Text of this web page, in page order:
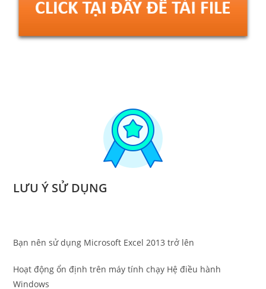
LƯU Ý SỬ DỤNG
Bạn nên sử dụng Microsoft Excel 2013 trở lên
Hoạt động ổn định trên máy tính chạy Hệ điều hành
Windows